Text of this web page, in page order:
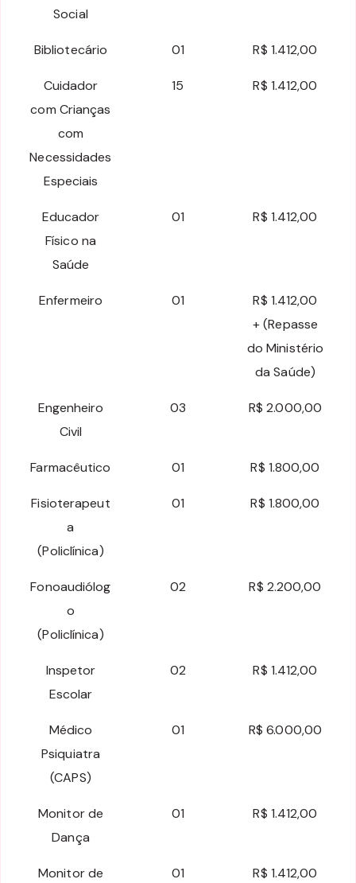
Social
Bibliotecário 01 R$ 1.412,00
Cuidador
com Crianças
com
Necessidades
Especiais
15 R$ 1.412,00
Educador
Físico na
Saúde
01 R$ 1.412,00
Enfermeiro 01
R$ 1.412,00
+ (Repasse
do Ministério
da Saúde)
Engenheiro
Civil
03 R$ 2.000,00
Farmacêutico 01 R$ 1.800,00
Fisioterapeut
a
(Policlínica)
01 R$ 1.800,00
Fonoaudiólog
o
(Policlínica)
02 R$ 2.200,00
Inspetor
Escolar
02 R$ 1.412,00
Médico
Psiquiatra
(CAPS)
01 R$ 6.000,00
Monitor de
Dança
01 R$ 1.412,00
Monitor de
01 R$ 1.412,00